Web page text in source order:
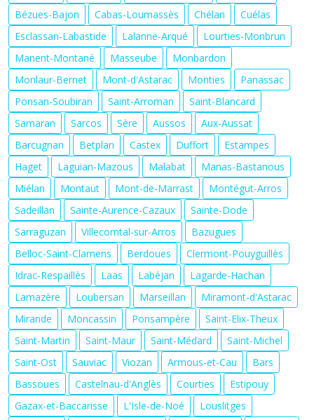
Bézues-Bajon
Cabas-Loumassès Chélan
Cuélas
Esclassan-Labastide
Lalanne-Arqué
Lourties-Monbrun
Manent-Montané
Masseube
Monbardon
Monlaur-Bernet
Mont-d'Astarac Monties
Panassac
Ponsan-Soubiran
Saint-Arroman
Saint-Blancard
Samaran
Sarcos Sère Aussos
Aux-Aussat
Barcugnan
Betplan Castex Duffort
Estampes
Haget
Laguian-Mazous Malabat
Manas-Bastanous
Miélan
Montaut Mont-de-Marrast
Montégut-Arros
Sadeillan
Sainte-Aurence-Cazaux
Sainte-Dode
Sarraguzan
Villecomtal-sur-Arros
Bazugues
Belloc-Saint-Clamens
Berdoues
Clermont-Pouyguillès
Idrac-Respaillès
Laas Labéjan
Lagarde-Hachan
Lamazère
Loubersan Marseillan
Miramont-d'Astarac
Mirande
Moncassin Ponsampère
Saint-Elix-Theux
Saint-Martin
Saint-Maur Saint-Médard
Saint-Michel
Saint-Ost
Sauviac Viozan Armous-et-Cau
Bars
Bassoues
Castelnau-d'Anglès Courties
Estipouy
Gazax-et-Baccarisse
L'Isle-de-Noé
Louslitges